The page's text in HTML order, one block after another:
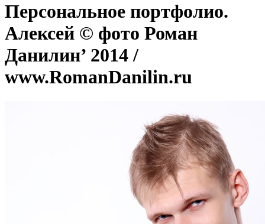
Персональное портфолио.
Алексей © фото Роман
Данилин’ 2014 /
www.RomanDanilin.ru